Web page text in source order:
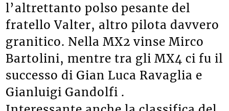
l’altrettanto polso pesante del
fratello Valter, altro pilota davvero
granitico. Nella MX2 vinse Mirco
Bartolini, mentre tra gli MX4 ci fu il
successo di Gian Luca Ravaglia e
Gianluigi Gandolfi .